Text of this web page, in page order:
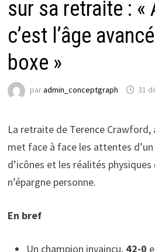
sur sa retraite : «
c’est l’âge
boxe »
paradmin_conceptgraph 31
La retraite de Terence Crawford,
met face à face les attentes
d’icônes et les réalités physiques
n’épargne personne.
En bref
Un champion invaincu, 42-0